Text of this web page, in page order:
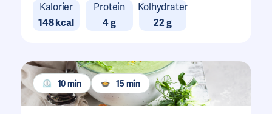
Kalorier
148 kcal
Protein
4 g
Kolhydrater
22 g
10 min 15 min